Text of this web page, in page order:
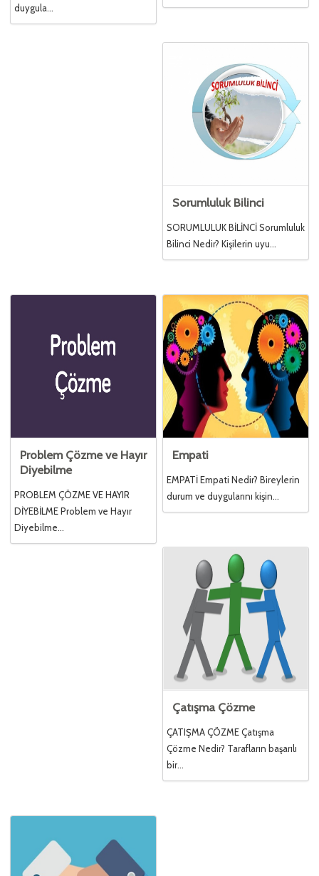
duygula...
Sorumluluk Bilinci
SORUMLULUK BİLİNCİ Sorumluluk
Bilinci Nedir? Kişilerin uyu...
Problem Çözme ve Hayır
Diyebilme
PROBLEM ÇÖZME VE HAYIR
DİYEBİLME Problem ve Hayır
Diyebilme...
Empati
EMPATİ Empati Nedir? Bireylerin
durum ve duygularını kişin...
Çatışma Çözme
ÇATIŞMA ÇÖZME Çatışma
Çözme Nedir? Tarafların başarılı
bir...